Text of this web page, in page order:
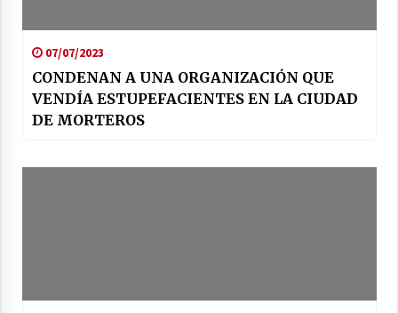
07/07/2023
CONDENAN A UNA ORGANIZACIÓN QUE
VENDÍA ESTUPEFACIENTES EN LA CIUDAD
DE MORTEROS